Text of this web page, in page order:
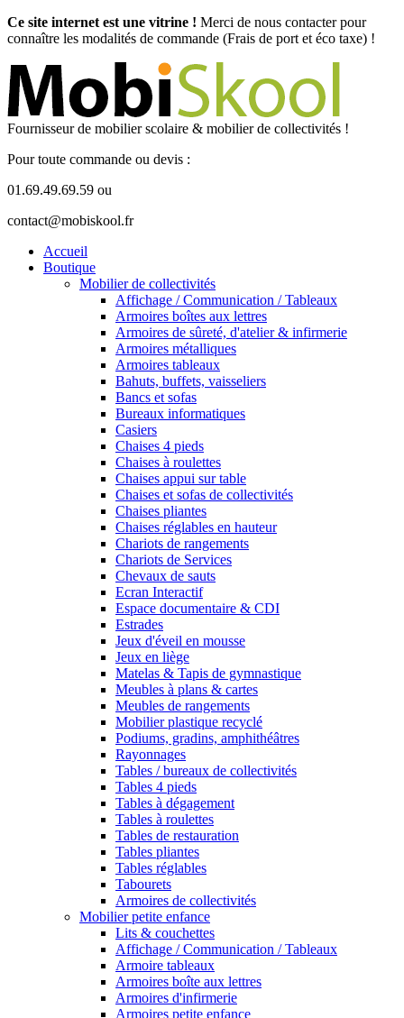
Ce site internet est une vitrine ! Merci de nous contacter pour
connaître les modalités de commande (Frais de port et éco taxe) !
Fournisseur de mobilier scolaire & mobilier de collectivités !
Pour toute commande ou devis :
01.69.49.69.59 ou
contact@mobiskool.fr
Accueil
Boutique
Mobilier de collectivités
Affichage / Communication / Tableaux
Armoires boîtes aux lettres
Armoires de sûreté, d'atelier & infirmerie
Armoires métalliques
Armoires tableaux
Bahuts, buffets, vaisseliers
Bancs et sofas
Bureaux informatiques
Casiers
Chaises 4 pieds
Chaises à roulettes
Chaises appui sur table
Chaises et sofas de collectivités
Chaises pliantes
Chaises réglables en hauteur
Chariots de rangements
Chariots de Services
Chevaux de sauts
Ecran Interactif
Espace documentaire & CDI
Estrades
Jeux d'éveil en mousse
Jeux en liège
Matelas & Tapis de gymnastique
Meubles à plans & cartes
Meubles de rangements
Mobilier plastique recyclé
Podiums, gradins, amphithéâtres
Rayonnages
Tables / bureaux de collectivités
Tables 4 pieds
Tables à dégagement
Tables à roulettes
Tables de restauration
Tables pliantes
Tables réglables
Tabourets
Armoires de collectivités
Mobilier petite enfance
Lits & couchettes
Affichage / Communication / Tableaux
Armoire tableaux
Armoires boîte aux lettres
Armoires d'infirmerie
Armoires petite enfance